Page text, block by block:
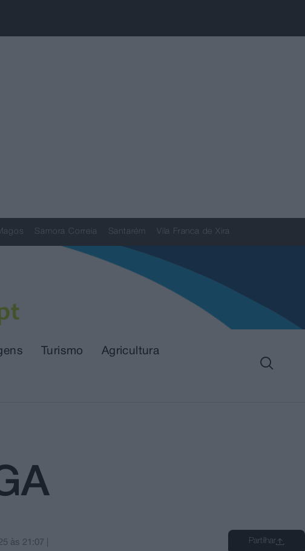
Samora Correia Santarém Vila Franca de Xira
Turismo Agricultura
às 21:07 Partilhar